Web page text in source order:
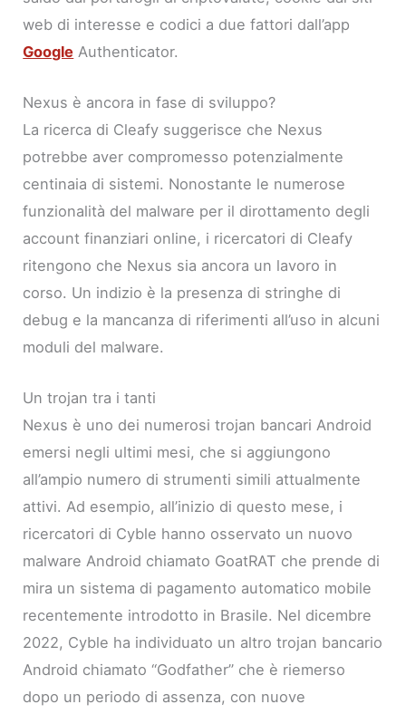
web di interesse e codici a due fattori dall’app
Google Authenticator.
Nexus è ancora in fase di sviluppo?
La ricerca di Cleafy suggerisce che Nexus
potrebbe aver compromesso potenzialmente
centinaia di sistemi. Nonostante le numerose
funzionalità del malware per il dirottamento degli
account finanziari online, i ricercatori di Cleafy
ritengono che Nexus sia ancora un lavoro in
corso. Un indizio è la presenza di stringhe di
debug e la mancanza di riferimenti all’uso in alcuni
moduli del malware.
Un trojan tra i tanti
Nexus è uno dei numerosi trojan bancari Android
emersi negli ultimi mesi, che si aggiungono
all’ampio numero di strumenti simili attualmente
attivi. Ad esempio, all’inizio di questo mese, i
ricercatori di Cyble hanno osservato un nuovo
malware Android chiamato GoatRAT che prende di
mira un sistema di pagamento automatico mobile
recentemente introdotto in Brasile. Nel dicembre
2022, Cyble ha individuato un altro trojan bancario
Android chiamato “Godfather” che è riemerso
dopo un periodo di assenza, con nuove